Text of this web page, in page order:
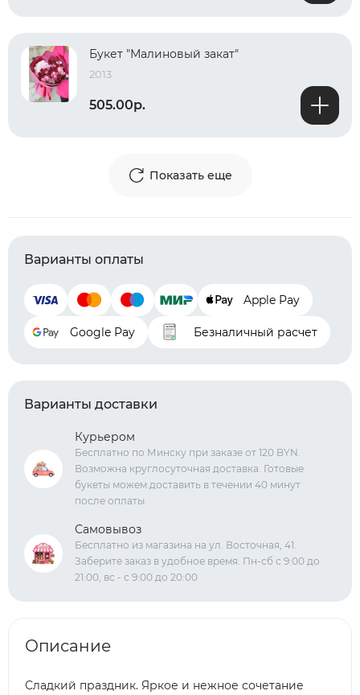
Букет "Малиновый закат"
2013
505.00р.
Показать еще
Варианты оплаты
Apple Pay
Google Pay Безналичный расчет
Варианты доставки
Курьером
Бесплатно по Минску при заказе от 120 BYN.
Возможна круглосуточная доставка. Готовые
букеты можем доставить в течении 40 минут
после оплаты.
Самовывоз
Бесплатно из магазина на ул. Восточная, 41.
Заберите заказ в удобное время. Пн-сб с 9:00 до
21:00, вс - с 9:00 до 20:00
Описание
Сладкий праздник. Яркое и нежное сочетание